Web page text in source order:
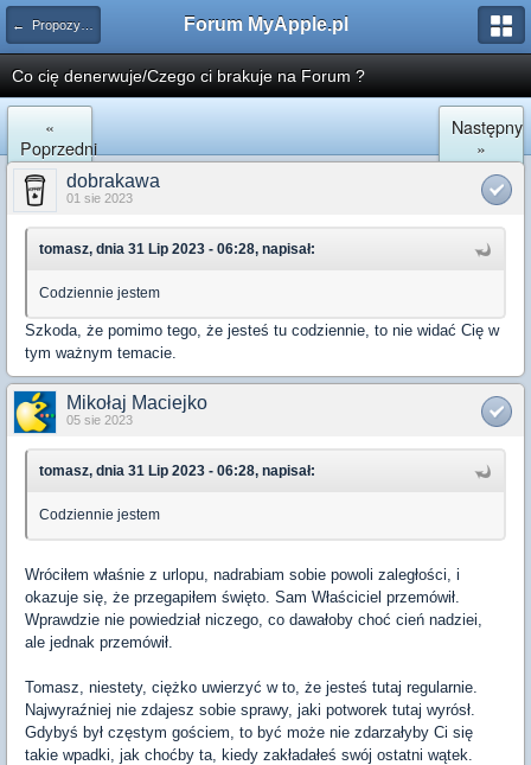
← Propozycje zmian, poprawki i nowe funkcje Forum MyApple.pl
Co cię denerwuje/Czego ci brakuje na Forum ?
«
Poprzedni
Następny
»
dobrakawa
01 sie 2023
tomasz, dnia 31 Lip 2023 - 06:28, napisał:
Codziennie jestem
Szkoda, że pomimo tego, że jesteś tu codziennie, to nie widać Cię w
tym ważnym temacie.
Mikołaj Maciejko
05 sie 2023
tomasz, dnia 31 Lip 2023 - 06:28, napisał:
Codziennie jestem
Wróciłem właśnie z urlopu, nadrabiam sobie powoli zaległości, i
okazuje się, że przegapiłem święto. Sam Właściciel przemówił.
Wprawdzie nie powiedział niczego, co dawałoby choć cień nadziei,
ale jednak przemówił.
Tomasz, niestety, ciężko uwierzyć w to, że jesteś tutaj regularnie.
Najwyraźniej nie zdajesz sobie sprawy, jaki potworek tutaj wyrósł.
Gdybyś był częstym gościem, to być może nie zdarzałyby Ci się
takie wpadki, jak choćby ta, kiedy zakładałeś swój ostatni wątek.